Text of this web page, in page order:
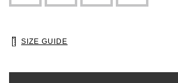
SIZE GUIDE